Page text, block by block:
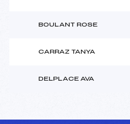
BOULANT ROSE
CARRAZ TANYA
DELPLACE AVA